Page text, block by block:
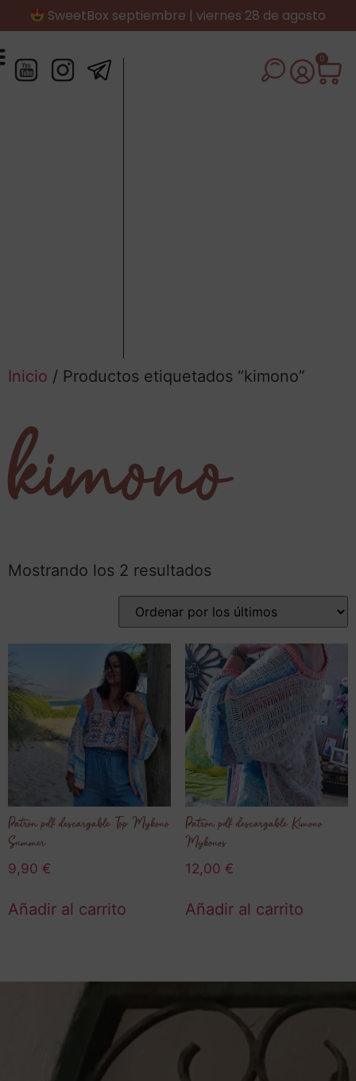
SweetBox septiembre | viernes 28 de agosto
0
Inicio / Productos etiquetados “kimono”
kimono
Mostrando los 2 resultados
Patrón pdf descargable Top Mykono
Summer
9,90 €
Añadir al carrito
Patrón pdf descargable Kimono
Mykonos
12,00 €
Añadir al carrito